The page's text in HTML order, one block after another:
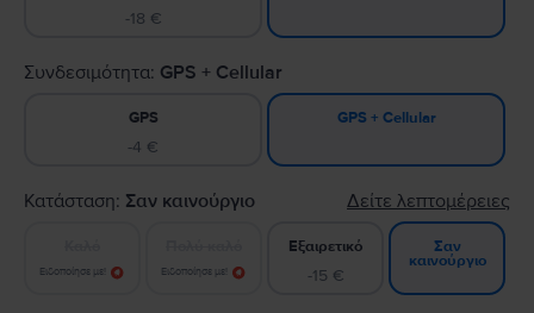
-18 €
Συνδεσιμότητα: GPS + Cellular
GPS
-4 €
GPS + Cellular
Κατάσταση: Σαν καινούργιο Δείτε λεπτομέρειες
Ειδοποίησε με! Ειδοποίησε με!
Εξαιρετικό
-15 €
Σαν
καινούργιο